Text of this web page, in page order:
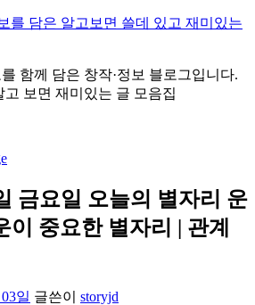
를 담은 알고보면 쓸데 있고 재미있는
함께 담은 창작·정보 블로그입니다.
보면 재미있는 글 모음집
금요일 오늘의 별자리 운
이 중요한 별자리 | 관계
일 글쓴이 storyjd